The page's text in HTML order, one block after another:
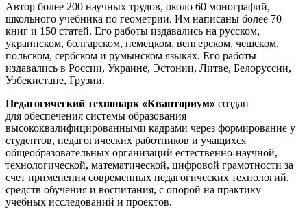
Автор более 200 научных трудов, около 60 монографий,
школьного учебника по геометрии. Им написаны более 70
книг и 150 статей. Его работы издавались на русском,
украинском, болгарском, немецком, венгерском, чешском,
польском, сербском и румынском языках. Его работы
издавались в России, Украине, Эстонии, Литве, Белоруссии,
Узбекистане, Грузии.
Педагогический технопарк «Кванториум» создан
для обеспечения системы образования
высококвалифицированными кадрами через формирование у
студентов, педагогических работников и учащихся
общеобразовательных организаций естественно-научной,
технологической, математической, цифровой грамотности за
счет применения современных педагогических технологий,
средств обучения и воспитания, с опорой на практику
учебных исследований и проектов.